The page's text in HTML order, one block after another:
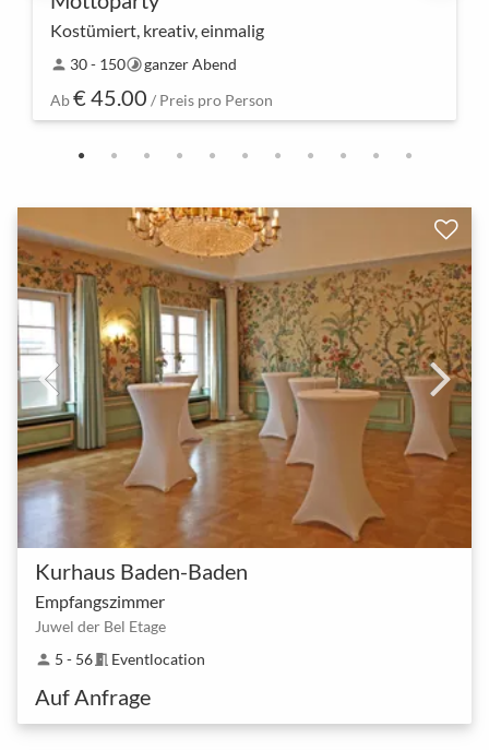
Kostümiert, kreativ, einmalig
Lasst uns gemeinsam in eine andere Welt
eintauchen! Unsere Mottoparty ist der perfekte
Anlass, um sich kreativ zu entfalten, in neue Rollen
zu schlüp…
person 30 - 150timelapseganzer Abend
Ab€ 45.00 / Preis pro Person
Kurhaus Baden-Baden
Empfangszimmer
Juwel der Bel Etage
person 5 - 56meeting_room Eventlocation
Auf Anfrage